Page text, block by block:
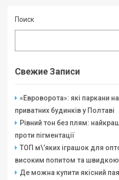
Поиск
Свежие Записи
«Евроворота»: які паркани
приватних будинків у Полтаві
Рівний тон без плям:
проти пігментації
ТОП м\’яких іграшок для
високим попитом та швидкою
Де можна купити якісний